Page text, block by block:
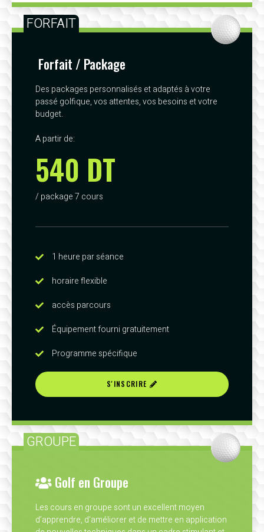
FORFAIT
Forfait / Package
Des packages personnalisés et adaptés à votre
passé golfique, vos attentes, vos besoins et votre
budget.
A partir de:
540 DT
/ package 7 cours
1 heure par séance
horaire flexible
accès parcours
Équipement fourni gratuitement
Programme spécifique
S'INSCRIRE
GROUPE
Golf en Groupe
Les cours en groupe sont un excellent moyen
d’apprendre, d'améliorer et de mettre en application